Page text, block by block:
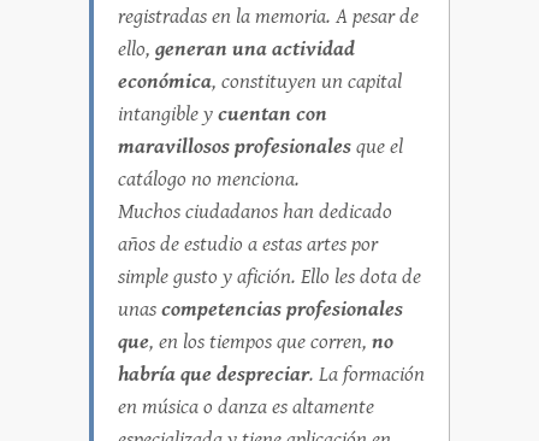
registradas en la memoria. A pesar de
ello, generan una actividad
económica, constituyen un capital
intangible ycuentan con
maravillosos profesionalesque el
catálogo no menciona.
Muchos ciudadanos han dedicado
años de estudio a estas artes por
simple gusto y afición. Ello les dota de
unascompetencias profesionales
que, en los tiempos que corren, no
habría que despreciar. La formación
en música o danza es altamente